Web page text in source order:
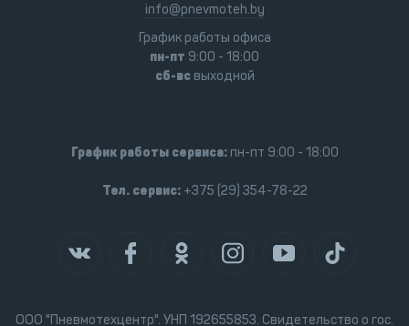
ООО "Пневмотехцентр". УНП 192655853. Свидетельство о гос.
info@pnevmoteh.by
График работы офиса
пн-пт 9:00 - 18:00
сб-всвыходной
График работы сервиса:пн-пт 9:00 - 18:00
Тел. сервис:+375 (29) 354-78-22